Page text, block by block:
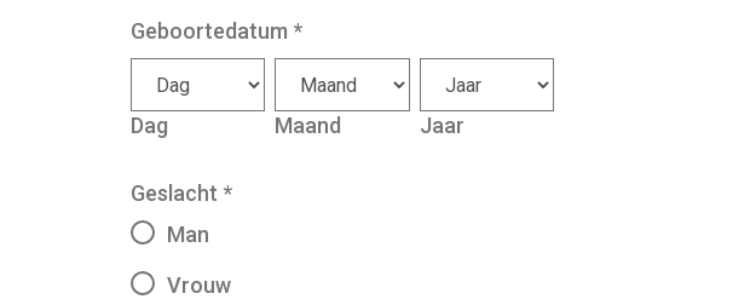
Geboortedatum *
Dag Maand Jaar
Geslacht *
Man
Vrouw